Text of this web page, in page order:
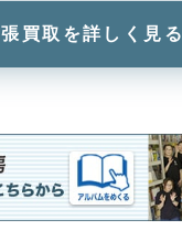
買取を詳しく見る